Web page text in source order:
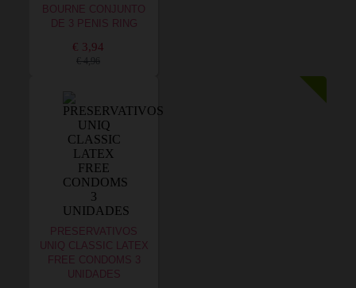
BOURNE CONJUNTO
DE 3 PENIS RING
€ 3,94
€ 4,96
PRESERVATIVOS
UNIQ CLASSIC LATEX
FREE CONDOMS 3
UNIDADES